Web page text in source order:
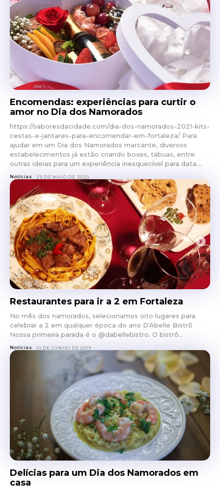
Encomendas: experiências para curtir o
amor no Dia dos Namorados
https://saboresdacidade.com/dia-dos-namorados-2021-kits-
cestas-e-jantares-para-encomendar-em-fortaleza/ Para
ajudar em um Dia dos Namorados marcante, diversos
estabelecimentos já estão criando boxes, tábuas, entre
outras ideias para um experiência inesquecível para data....
Notícias 29 DE MAIO DE 2020
Restaurantes para ir a 2 em Fortaleza
No mês dos namorados, selecionamos oito lugares para
celebrar a 2 em qualquer época do ano D'Abelle Bistrô
Nossa primeira parada é o @dabellebistro. O bistrô...
Notícias 10 DE JUNHO DE 2019
Delícias para um Dia dos Namorados em
casa